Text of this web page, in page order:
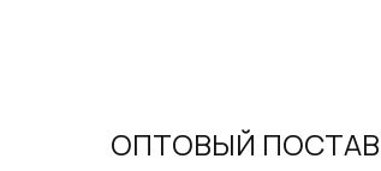
ОПТОВЫЙ